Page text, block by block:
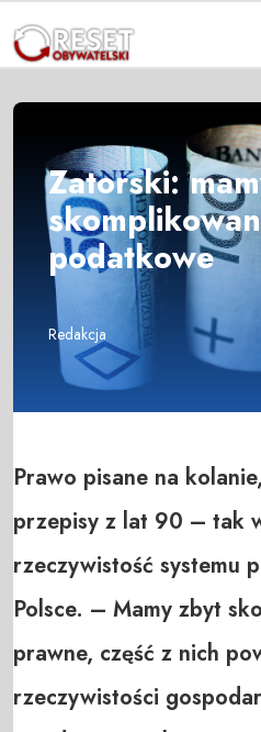
Zatorski:
podatkowe
Redakcja
Prawo pisane na
przepisy z lat 90 – tak
rzeczywistość systemu
Polsce. – Mamy zbyt
prawne, część z nich
rzeczywistości